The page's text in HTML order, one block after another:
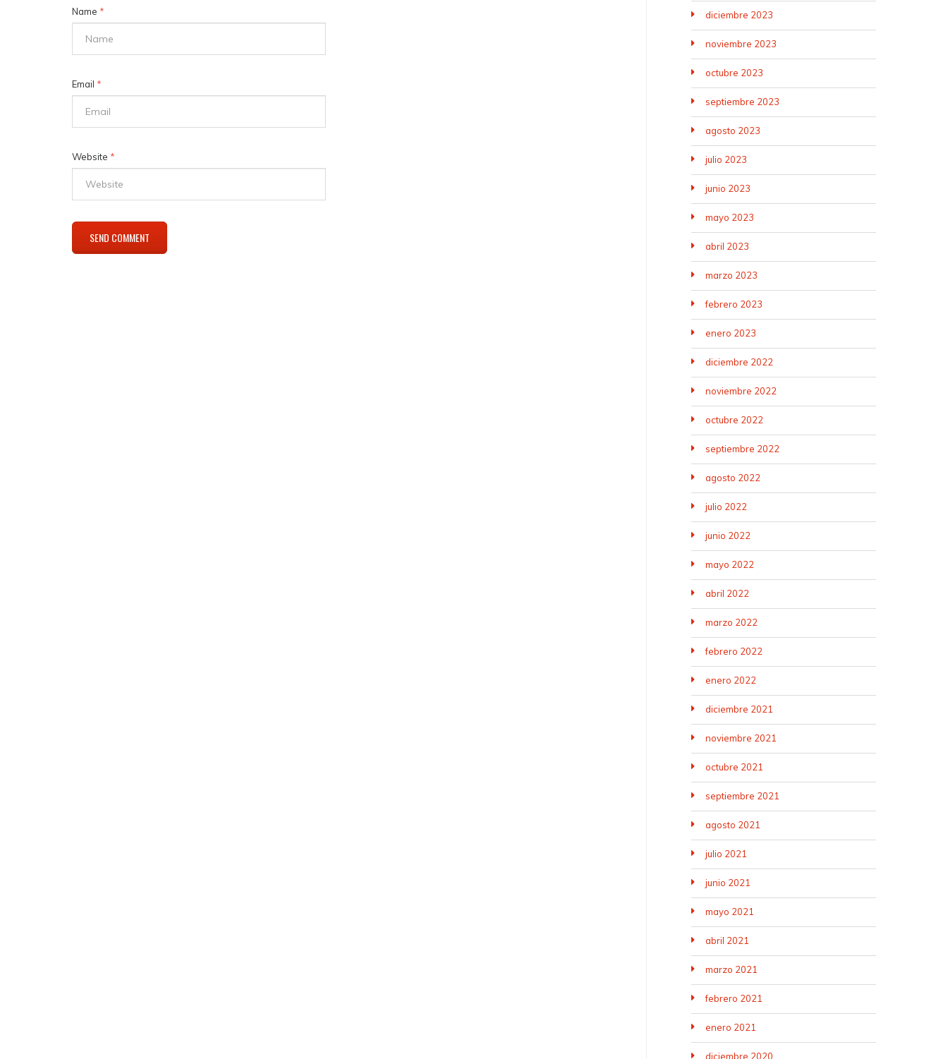
Name *
Email *
Website *
diciembre 2023
noviembre 2023
octubre 2023
septiembre 2023
agosto 2023
julio 2023
junio 2023
mayo 2023
abril 2023
marzo 2023
febrero 2023
enero 2023
diciembre 2022
noviembre 2022
octubre 2022
septiembre 2022
agosto 2022
julio 2022
junio 2022
mayo 2022
abril 2022
marzo 2022
febrero 2022
enero 2022
diciembre 2021
noviembre 2021
octubre 2021
septiembre 2021
agosto 2021
julio 2021
junio 2021
mayo 2021
abril 2021
marzo 2021
febrero 2021
enero 2021
diciembre 2020